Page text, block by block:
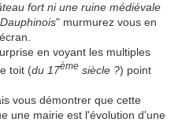
fort ni une ruine médiévale
" murmurez vous en
en voyant les multiples
toit (du 17ème siècle ?) point
vous démontrer que cette
une mairie est l'évolution d'une